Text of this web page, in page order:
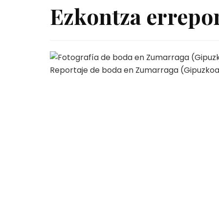
Ezkontza
Reportaje de boda en Zumarraga